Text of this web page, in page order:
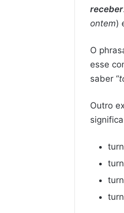
receber
ontem)
O
esse
saber “
Outro